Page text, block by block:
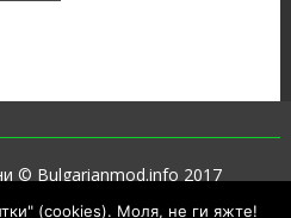
© Bulgarianmod.info 2017
(cookies). Моля, не ги яжте!